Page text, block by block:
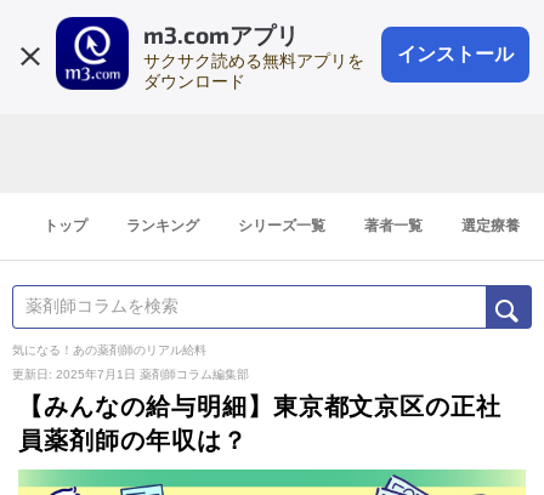
m3.comアプリ
サクサク読める無料アプリを
ダウンロード
インストール
会員登録
登録1分
トップ ランキング シリーズ一覧 著者一覧 選定療養
気になる！あの薬剤師のリアル給料
更新日: 2025年7月1日 薬剤師コラム編集部
【みんなの給与明細】東京都文京区の正社
員薬剤師の年収は？